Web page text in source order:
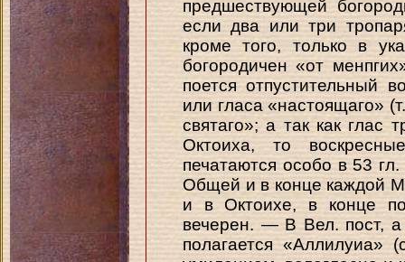
предшествующей
если два или три
кроме того, только в
богородичен «от
поется отпустительный
или гласа «настоящаго»
святаго»; а так как глас
Октоиха, то
печатаются особо в 53
Общей и в конце каждой
и в Октоихе, в конце
вечерен. — В Вел. пост, а
полагается